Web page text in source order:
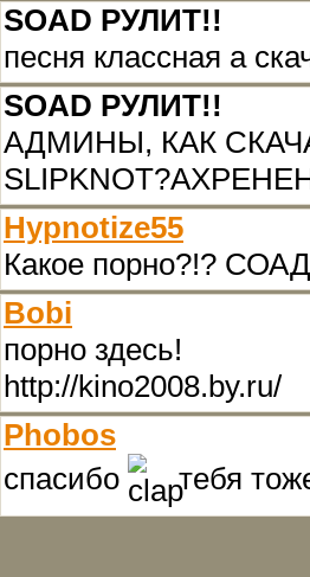
SOAD РУЛИТ!!
песня классная а
SOAD РУЛИТ!!
АДМИНЫ, КАК
Hypnotize55
Какое порно?!?
Bobi
порно здесь!
http://kino2008.by.ru/
Phobos
спасибо
тебя